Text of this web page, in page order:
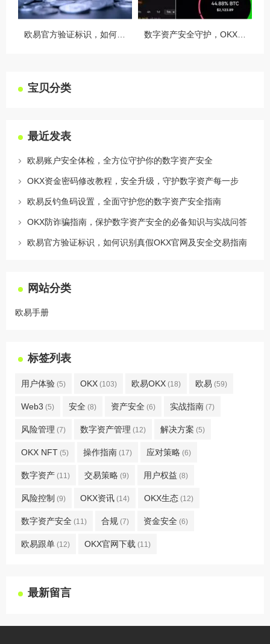
宝贝分类
最近发表
欧易账户安全体检，全方位守护你的数字资产安全
OKX资金密码修改教程，安全升级，守护数字资产每一步
欧易反钓鱼码设置，全面守护您的数字资产安全指南
OKX防诈骗指南，保护数字资产安全的必备知识与实战问答
欧易官方验证标识，如何识别真假OKX官网及安全交易指南
网站分类
欧易手册
标签列表
用户体验 (5) OKX (103) 欧易OKX (18) 欧易 (59)
Web3 (5) 安全 (8) 资产安全 (6) 实战指南 (7)
风险管理 (7) 数字资产管理 (12) 解决方案 (5)
OKX NFT (5) 操作指南 (17) 应对策略 (6)
数字资产 (11) 交易策略 (9) 用户权益 (8)
风险控制 (9) OKX资讯 (14) OKX生态 (12)
数字资产安全 (11) 合规 (7) 资金安全 (6)
欧易跟单 (12) OKX官网下载 (11)
最新留言